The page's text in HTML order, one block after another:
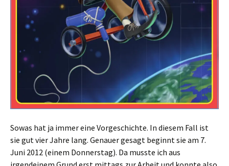
Sowas hat ja immer eine Vorgeschichte. In diesem Fall ist
sie gut vier Jahre lang. Genauer gesagt beginnt sie am 7.
Juni 2012 (einem Donnerstag). Da musste ich aus